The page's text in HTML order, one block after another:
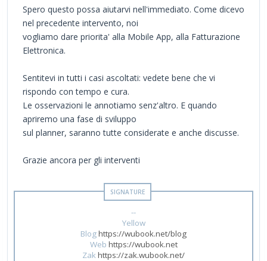
Spero questo possa aiutarvi nell'immediato. Come dicevo
nel precedente intervento, noi
vogliamo dare priorita' alla Mobile App, alla Fatturazione
Elettronica.
Sentitevi in tutti i casi ascoltati: vedete bene che vi
rispondo con tempo e cura.
Le osservazioni le annotiamo senz'altro. E quando
apriremo una fase di sviluppo
sul planner, saranno tutte considerate e anche discusse.
Grazie ancora per gli interventi
--
Yellow
Bloghttps://wubook.net/blog
Web https://wubook.net
Zakhttps://zak.wubook.net/